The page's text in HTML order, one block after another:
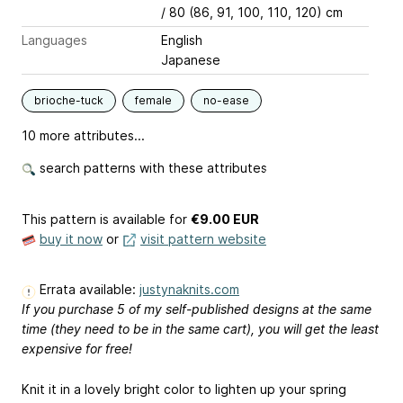
/ 80 (86, 91, 100, 110, 120) cm
Languages
English
Japanese
brioche-tuck female no-ease
10 more attributes...
search patterns with these attributes
This pattern is available for €9.00 EUR
buy it now or visit pattern website
Errata available: justynaknits.com
If you purchase 5 of my self-published designs at the same
time (they need to be in the same cart), you will get the least
expensive for free!
Knit it in a lovely bright color to lighten up your spring